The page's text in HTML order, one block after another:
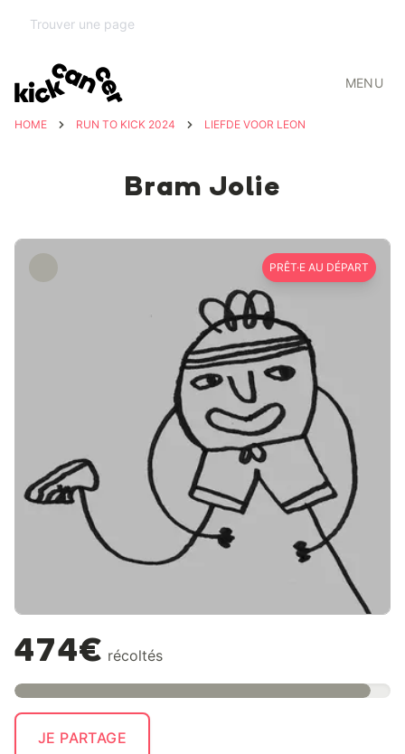
MENU
HOME RUN TO KICK 2024 LIEFDE VOOR LEON
Bram Jolie
PRÊT·E AU DÉPART
474€ récoltés
JE PARTAGE